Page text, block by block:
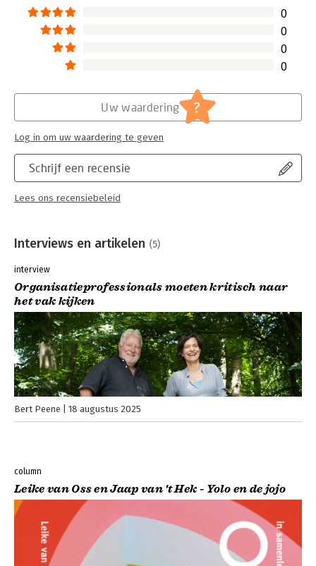
0
0
0
0
Schrijf een recensie
Lees ons recensiebeleid
Uw waardering ?
Log in om uw waardering te geven
Interviews en artikelen (5)
interview
Organisatieprofessionals moeten kritisch naar
het vak kijken
Bert Peene 18 augustus 2025
column
Leike van Oss en Jaap van 't Hek - Yolo en de jojo